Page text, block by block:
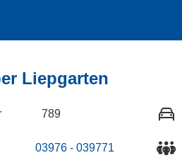
Liepgarten
789
03976 - 039771